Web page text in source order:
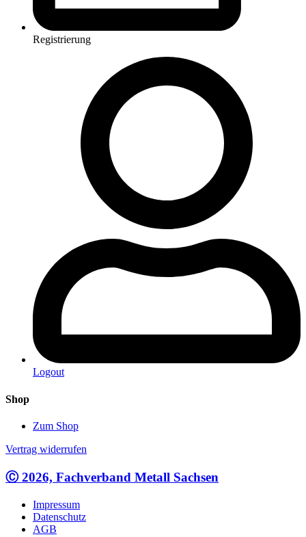
Registrierung
Logout
Shop
Zum Shop
Vertrag widerrufen
Ⓒ 2026, Fachverband Metall Sachsen
Impressum
Datenschutz
AGB